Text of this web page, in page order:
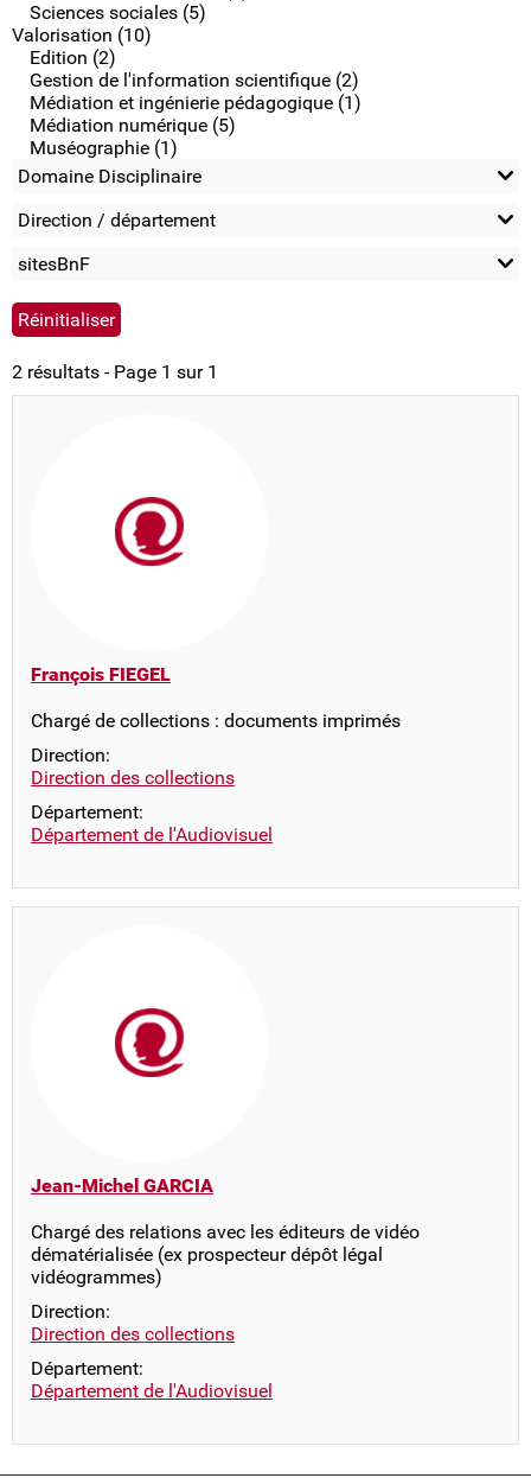
Sciences sociales (5)
Valorisation (10)
Edition (2)
Gestion de l'information scientifique (2)
Médiation et ingénierie pédagogique (1)
Médiation numérique (5)
Muséographie (1)
Domaine Disciplinaire
Direction / département
sitesBnF
2 résultats - Page 1 sur 1
François FIEGEL
Chargé de collections : documents imprimés
Direction:
Direction des collections
Département:
Département de l'Audiovisuel
Jean-Michel GARCIA
Chargé des relations avec les éditeurs de vidéo
dématérialisée (ex prospecteur dépôt légal
vidéogrammes)
Direction:
Direction des collections
Département:
Département de l'Audiovisuel